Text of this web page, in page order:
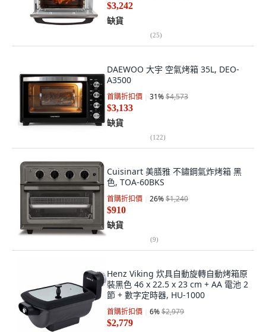
$3,242
缺貨
(25)
DAEWOO 大宇 空氣烤箱 35L, DEO-
A3500
首購折扣價 31%$4,573
$3,133
缺貨
(122)
Cuisinart 美膳雅 不鏽鋼氣炸烤箱 黑
色, TOA-60BKS
首購折扣價 26%$1,240
$910
缺貨
(9)
Henz Viking 炊具自動旋轉自動烤箱原
裝黑色 46 x 22.5 x 23 cm + AA 電池 2
節 + 數字定時器, HU-1000
首購折扣價 6%$2,979
$2,779